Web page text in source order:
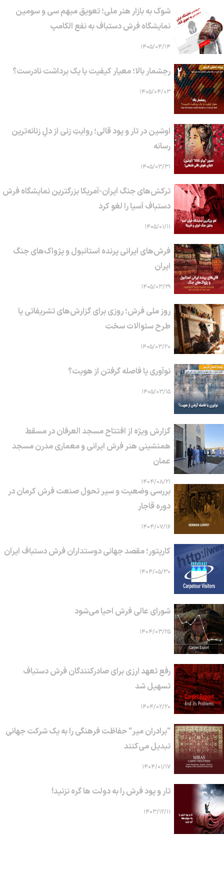
شوک به بازار هنر ملی؛ تعویق مبهم سی و سومین
نمایشگاه فرش دستباف به نفع الکامپ
۱۴۰۵/۰۴/۱۴
رجشمار بالا؛ معیار کیفیت یا یک برداشت نادرست؟
۱۴۰۵/۰۴/۰۳
اوشین در تار و پود قالی؛ روایتِ زنی از دلِ زنانه‌ترین
رسانه
۱۴۰۵/۰۳/۳۱
ترکش‌های جنگ ایران-آمریکا بزرگترین نمایشگاه فرش
دستباف آسیا را لغو کرد
۱۴۰۵/۰۱/۱۱
فرش‌های ایرانی پرنده استانبول و پژواک‌های جنگ
ایران
۱۴۰۵/۰۳/۲۹
روز ملی فرش؛ روزی برای گزارش‌های تشریفاتی یا
طرح سئوالات سخت
۱۴۰۵/۰۳/۲۰
نوآوری یا فاصله گرفتن از هویت؟
۱۴۰۵/۰۳/۱۵
گزارش ویژه از افتتاح مسجد العرفان در مسقط
همنشینی هنر فرش ایرانی و معماری مدرن مسجد
عمان
۱۴۰۴/۰۸/۲۱
بررسی وضعیت و سیر تحول صنعت فرش کرمان در
دوره قاجار
۱۴۰۴/۰۷/۱۶
کارپتور؛ مقصد جهانی دوستداران فرش دستباف ایران
۱۴۰۴/۰۵/۳۰
شورای عالی فرش احیا می‌شود
۱۴۰۴/۰۳/۲۵
رفع تعهد ارزی برای صادرکنندگان فرش دستباف
تسهیل شد
۱۴۰۴/۰۲/۲۰
"برادران میر" حفاظت فرهنگی را به یک شرکت جهانی
تبدیل می‌کنند
۱۴۰۴/۰۱/۱۷
تار و پود فرش را به دولت ها گره نزنید!
۱۴۰۳/۱۲/۱۱